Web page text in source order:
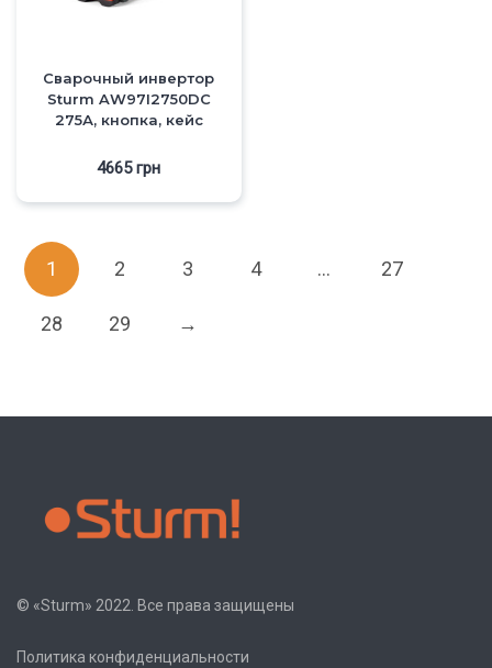
Сварочный инвертор
Sturm AW97I2750DC
275А, кнопка, кейс
4665грн
1 2 3 4 … 27
28 29 →
© «Sturm» 2022. Все права защищены
Политика конфиденциальности